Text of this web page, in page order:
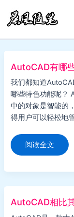
容
AutoCAD有哪
我们都知道
哪些特色功能呢？
中的对象是智能的
得用户可以轻松地
AutoCAD
有
哪
特
功
阅读全文
AutoCAD相比